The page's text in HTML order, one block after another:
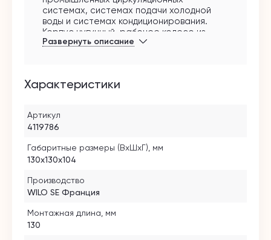
системах, системах подачи холодной
воды и системах кондиционирования.
Корпус чугунный, рабочее колесо из
синтетического материала с
Развернуть описание
Характеристики
Артикул
4119786
Габаритные размеры (ВхШхГ), мм
130x130x104
Производство
WILO SE Франция
Монтажная длина, мм
130